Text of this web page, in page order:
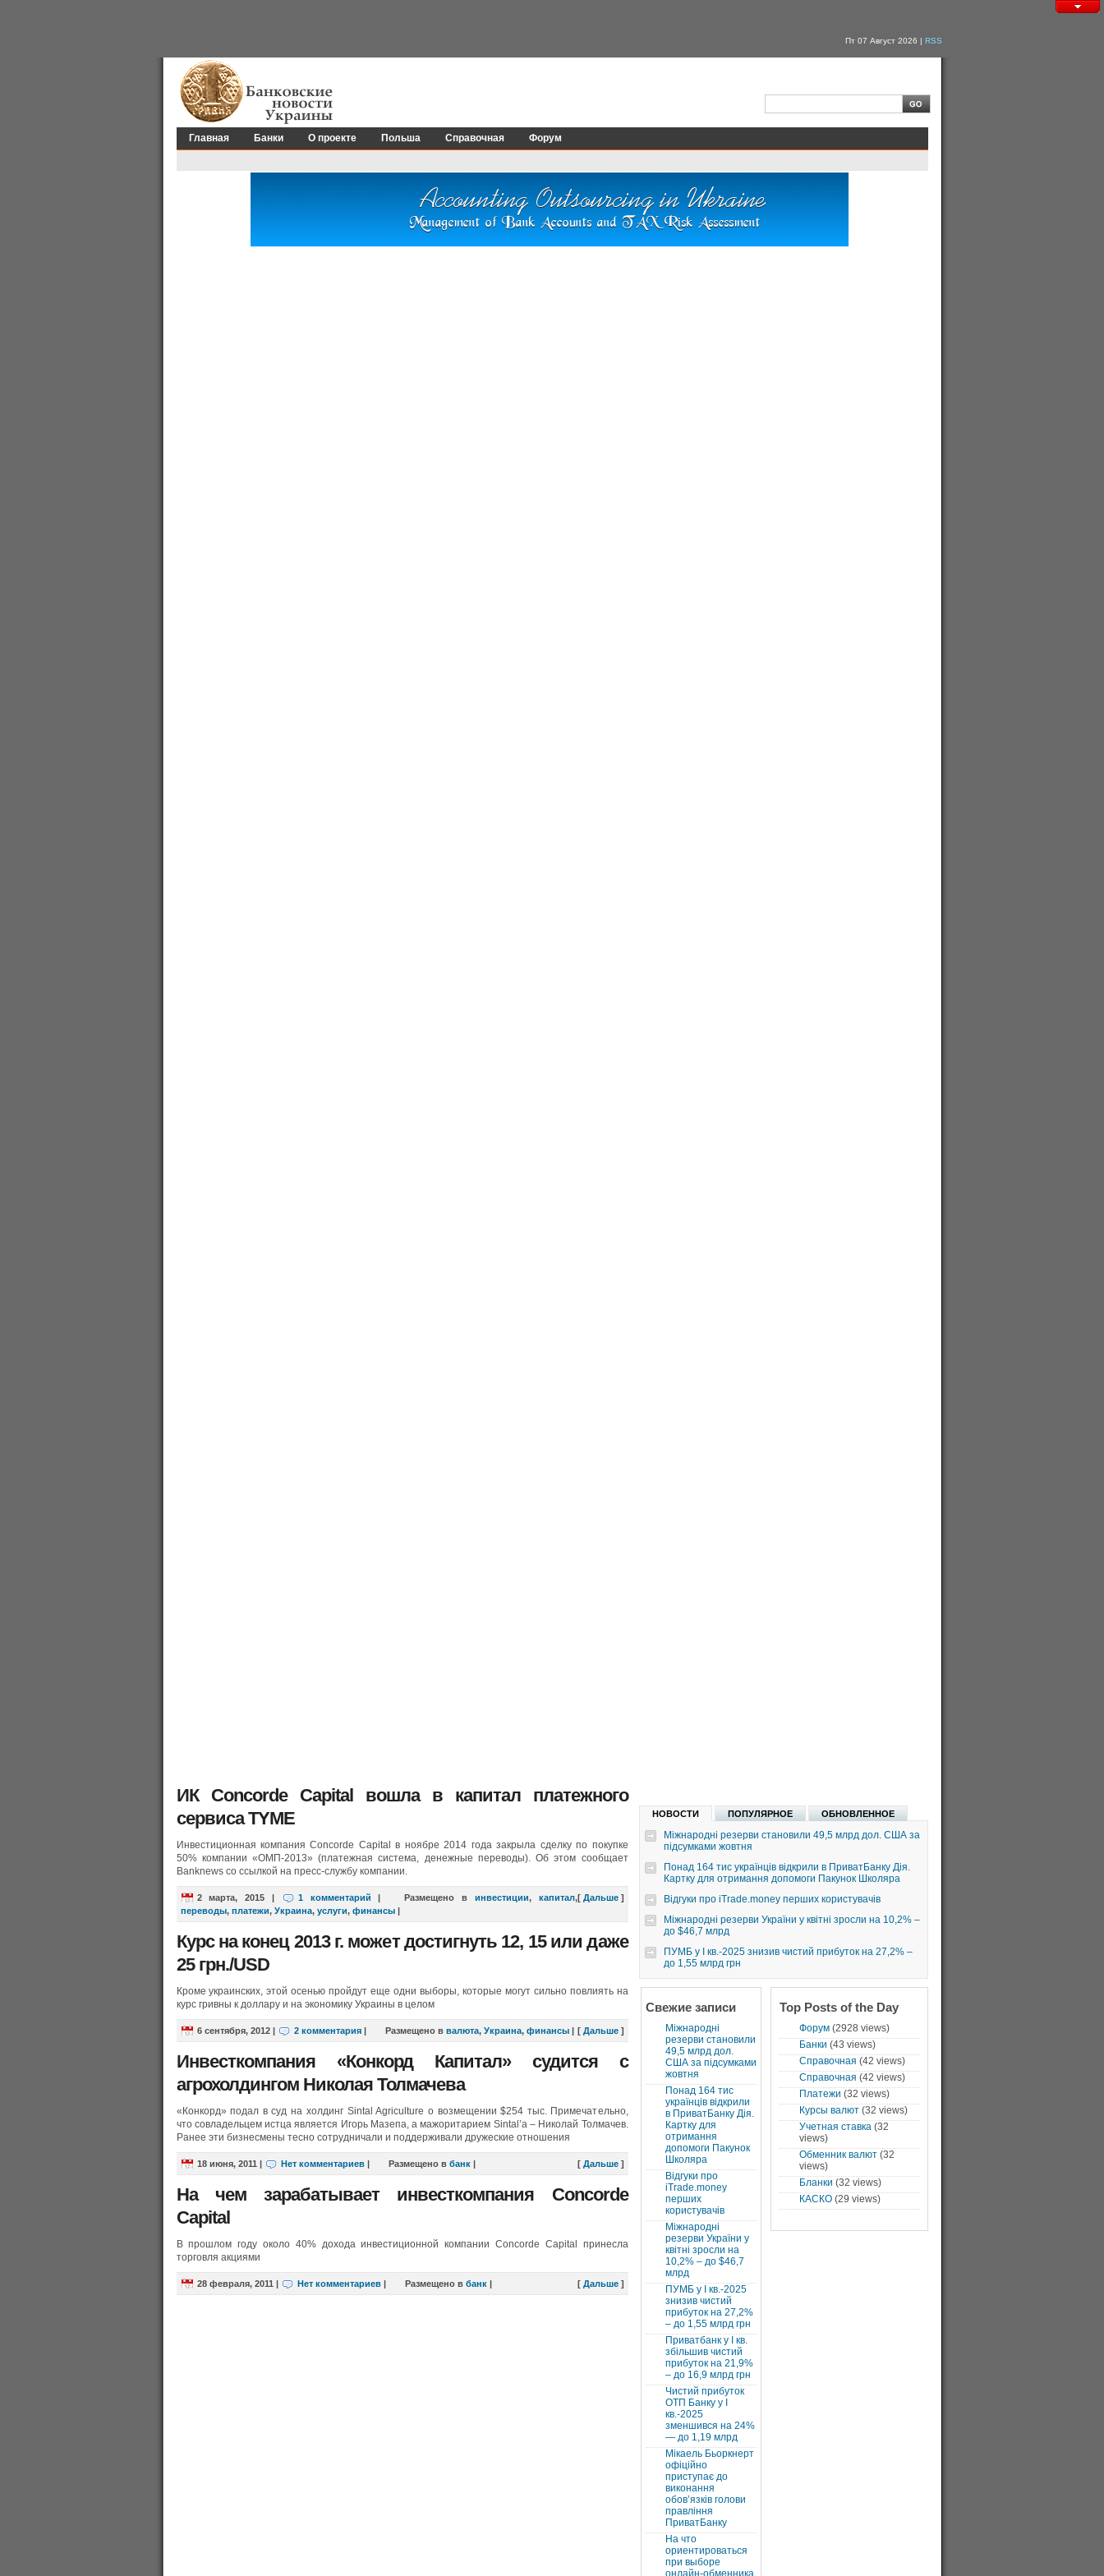
Пт 07 Август 2026 | RSS
Главная Банки О проекте Польша Справочная Форум
ИК Concorde Capital вошла в капитал платежного
сервиса TYME
Инвестиционная компания Concorde Capital в ноябре 2014 года закрыла сделку по покупке
50% компании «ОМП-2013» (платежная система, денежные переводы). Об этом сообщает
Banknews со ссылкой на пресс-службу компании.
[Дальше ]
2 марта, 2015 | 1 комментарий | Размещено в инвестиции, капитал,
переводы, платежи, Украина, услуги, финансы|
Курс на конец 2013 г. может достигнуть 12, 15 или даже
25 грн./USD
Кроме украинских, этой осенью пройдут еще одни выборы, которые могут сильно повлиять на
курс гривны к доллару и на экономику Украины в целом
[Дальше ]
6 сентября, 2012| 2 комментария | Размещено в валюта, Украина, финансы|
Инвесткомпания «Конкорд Капитал» судится с
агрохолдингом Николая Толмачева
«Конкорд» подал в суд на холдинг Sintal Agriculture о возмещении $254 тыс. Примечательно,
что совладельцем истца является Игорь Мазепа, а мажоритарием Sintal’а – Николай Толмачев.
Ранее эти бизнесмены тесно сотрудничали и поддерживали дружеские отношения
[Дальше ]
18 июня, 2011 | Нет комментариев | Размещено в банк|
На чем зарабатывает инвесткомпания Concorde
Capital
В прошлом году около 40% дохода инвестиционной компании Concorde Capital принесла
торговля акциями
[Дальше ]
28 февраля, 2011 | Нет комментариев | Размещено в банк|
НОВОСТИ ПОПУЛЯРНОЕ ОБНОВЛЕННОЕ
Міжнародні резерви становили 49,5 млрд дол. США за
підсумками жовтня
Понад 164 тис українців відкрили в ПриватБанку Дія.
Картку для отримання допомоги Пакунок Школяра
Відгуки про iTrade.money перших користувачів
Міжнародні резерви України у квітні зросли на 10,2% –
до $46,7 млрд
ПУМБ у I кв.-2025 знизив чистий прибуток на 27,2% –
до 1,55 млрд грн
Свежие записи
Міжнародні
резерви становили
49,5 млрд дол.
США за підсумками
жовтня
Понад 164 тис
українців відкрили
в ПриватБанку Дія.
Картку для
отримання
допомоги Пакунок
Школяра
Відгуки про
iTrade.money
перших
користувачів
Міжнародні
резерви України у
квітні зросли на
10,2% – до $46,7
млрд
ПУМБ у I кв.-2025
знизив чистий
прибуток на 27,2%
– до 1,55 млрд грн
Приватбанк у І кв.
збільшив чистий
прибуток на 21,9%
– до 16,9 млрд грн
Чистий прибуток
ОТП Банку у І
кв.-2025
зменшився на 24%
— до 1,19 млрд
Мікаель Бьоркнерт
офіційно
приступає до
виконання
обовʼязків голови
правління
ПриватБанку
На что
ориентироваться
при выборе
онлайн-обменника
Top Posts of the Day
Форум(2928 views)
Банки (43 views)
Справочная (42 views)
Справочная (42 views)
Платежи (32 views)
Курсы валют(32 views)
Учетная ставка(32
views)
Обменник валют(32
views)
Бланки (32 views)
КАСКО(29 views)